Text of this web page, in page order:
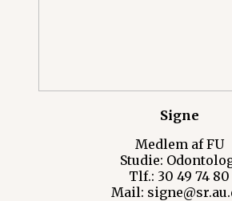
Signe
Medlem af FU
Studie:
Tlf.: 30 49 74 80
Mail: